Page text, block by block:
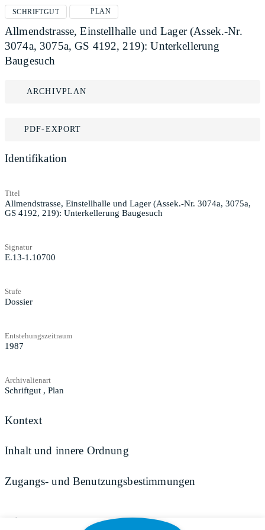
SCHRIFTGUT PLAN
Allmendstrasse, Einstellhalle und Lager (Assek.-Nr.
3074a, 3075a, GS 4192, 219): Unterkellerung
Baugesuch
ARCHIVPLAN
PDF-EXPORT
Identifikation
Titel
Allmendstrasse, Einstellhalle und Lager (Assek.-Nr. 3074a, 3075a,
GS 4192, 219): Unterkellerung Baugesuch
Signatur
E.13-1.10700
Stufe
Dossier
Entstehungszeitraum
1987
Archivalienart
Schriftgut , Plan
Kontext
Inhalt und innere Ordnung
Zugangs- und Benutzungsbestimmungen
Teilen